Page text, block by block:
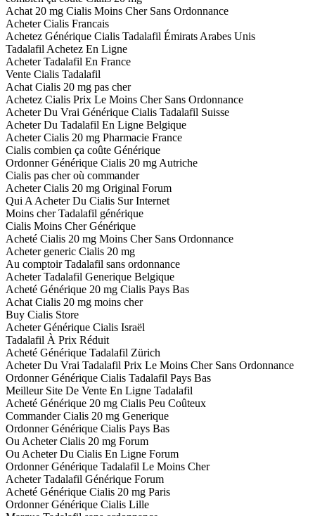
Achat 20 mg Cialis Moins Cher Sans Ordonnance
Acheter Cialis Francais
Achetez Générique Cialis Tadalafil Émirats Arabes Unis
Tadalafil Achetez En Ligne
Acheter Tadalafil En France
Vente Cialis Tadalafil
Achat Cialis 20 mg pas cher
Achetez Cialis Prix Le Moins Cher Sans Ordonnance
Acheter Du Vrai Générique Cialis Tadalafil Suisse
Acheter Du Tadalafil En Ligne Belgique
Acheter Cialis 20 mg Pharmacie France
Cialis combien ça coûte Générique
Ordonner Générique Cialis 20 mg Autriche
Cialis pas cher où commander
Acheter Cialis 20 mg Original Forum
Qui A Acheter Du Cialis Sur Internet
Moins cher Tadalafil générique
Cialis Moins Cher Générique
Acheté Cialis 20 mg Moins Cher Sans Ordonnance
Acheter generic Cialis 20 mg
Au comptoir Tadalafil sans ordonnance
Acheter Tadalafil Generique Belgique
Acheté Générique 20 mg Cialis Pays Bas
Achat Cialis 20 mg moins cher
Buy Cialis Store
Acheter Générique Cialis Israël
Tadalafil À Prix Réduit
Acheté Générique Tadalafil Zürich
Acheter Du Vrai Tadalafil Prix Le Moins Cher Sans Ordonnance
Ordonner Générique Cialis Tadalafil Pays Bas
Meilleur Site De Vente En Ligne Tadalafil
Acheté Générique 20 mg Cialis Peu Coûteux
Commander Cialis 20 mg Generique
Ordonner Générique Cialis Pays Bas
Ou Acheter Cialis 20 mg Forum
Ou Acheter Du Cialis En Ligne Forum
Ordonner Générique Tadalafil Le Moins Cher
Acheter Tadalafil Générique Forum
Acheté Générique Cialis 20 mg Paris
Ordonner Générique Cialis Lille